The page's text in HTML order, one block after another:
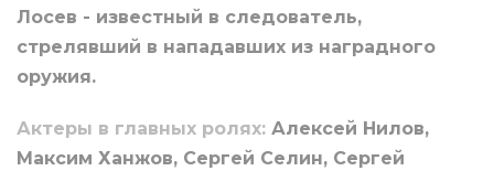
Лосев - известный в следователь,
стрелявший в нападавших из наградного
оружия.
Актеры в главных ролях: Алексей Нилов,
Максим Ханжов, Сергей Селин, Сергей